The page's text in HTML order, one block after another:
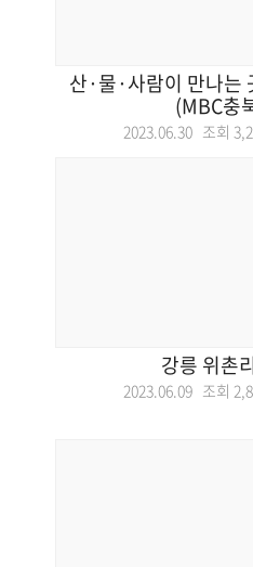
산·물·사람이 만나는
(MBC충
2023.06.30 조회
강릉 위촌
2023.06.09 조회